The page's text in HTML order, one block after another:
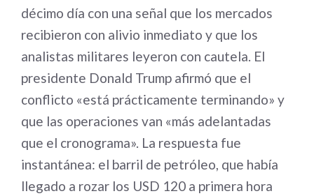
décimo día con una señal que los mercados
recibieron con alivio inmediato y que los
analistas militares leyeron con cautela. El
presidente Donald Trump afirmó que el
conflicto «está prácticamente terminando» y
que las operaciones van «más adelantadas
que el cronograma». La respuesta fue
instantánea: el barril de petróleo, que había
llegado a rozar los USD 120 a primera hora